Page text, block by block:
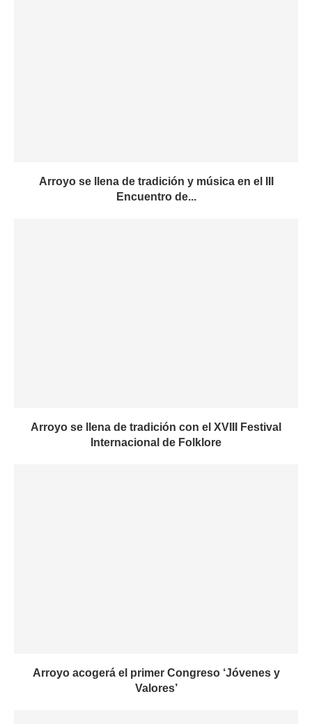
Arroyo se llena de tradición y música en el III
Encuentro de...
Arroyo se llena de tradición con el XVIII Festival
Internacional de Folklore
Arroyo acogerá el primer Congreso ‘Jóvenes y
Valores’